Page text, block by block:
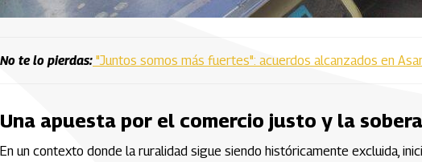
No te lo pierdas: "Juntos somos más fuertes": acuerdos alcanzados en
Una apuesta por el comercio justo y la
En un contexto donde la ruralidad sigue siendo históricamente excluida,